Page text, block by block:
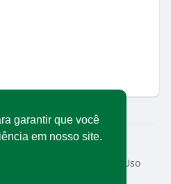
garantir que você
em nosso site.
Abrasel
Termos de Uso